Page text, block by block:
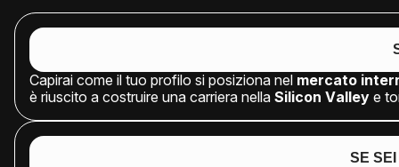
Capirai come il tuo profilo si posiziona nel mercato
è riuscito a costruire una carriera nella Silicon Valley e
SE